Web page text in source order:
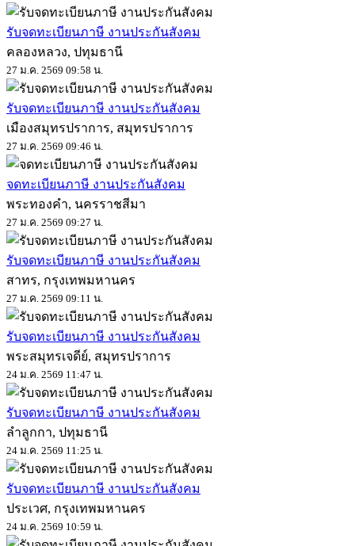
รับจดทะเบียนภาษี งานประกันสังคม
คลองหลวง, ปทุมธานี
27 ม.ค. 2569 09:58 น.
รับจดทะเบียนภาษี งานประกันสังคม
เมืองสมุทรปราการ, สมุทรปราการ
27 ม.ค. 2569 09:46 น.
จดทะเบียนภาษี งานประกันสังคม
พระทองคำ, นครราชสีมา
27 ม.ค. 2569 09:27 น.
รับจดทะเบียนภาษี งานประกันสังคม
สาทร, กรุงเทพมหานคร
27 ม.ค. 2569 09:11 น.
รับจดทะเบียนภาษี งานประกันสังคม
พระสมุทรเจดีย์, สมุทรปราการ
24 ม.ค. 2569 11:47 น.
รับจดทะเบียนภาษี งานประกันสังคม
ลำลูกกา, ปทุมธานี
24 ม.ค. 2569 11:25 น.
รับจดทะเบียนภาษี งานประกันสังคม
ประเวศ, กรุงเทพมหานคร
24 ม.ค. 2569 10:59 น.